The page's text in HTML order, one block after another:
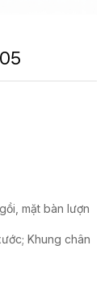
mặt bàn lượn
Khung chân